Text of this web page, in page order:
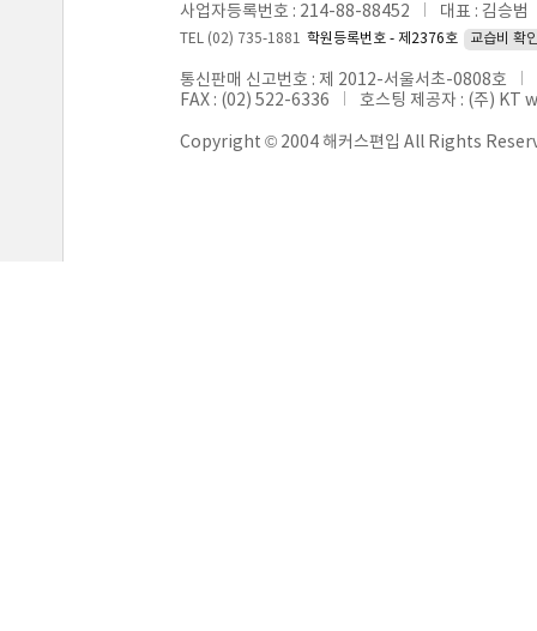
사업자등록번호 : 214-88-88452 대표 : 김승범
TEL (02) 735-1881 학원등록번호 - 제2376호 교습비 확
통신판매 신고번호 : 제 2012-서울서초-0808호
FAX : (02) 522-6336
호스팅 제공자 : (주)
Copyright © 2004 해커스편입 All Rights